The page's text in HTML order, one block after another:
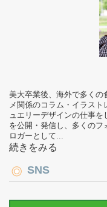
美大卒業後、海外で多く
メ関係のコラム・イラス
ュエリーデザインの仕事
を公開・発信し、多くの
ロガーとして...
続きをみる
SNS